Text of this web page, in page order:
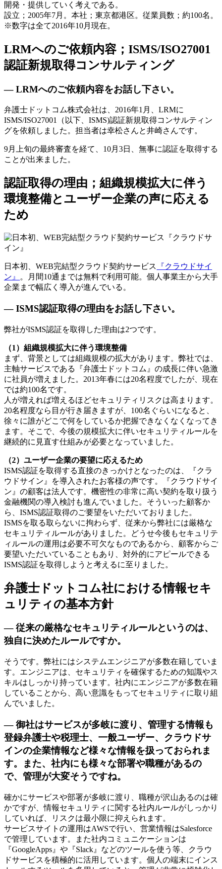
開発・提供していく考えである。
設立；2005年7月。本社；東京都港区。従業員数；約100名。
※数字は全て2016年10月現在。
LRMへのご依頼内容；ISMS/ISO27001
認証新規取得コンサルティング
— LRMへのご依頼内容をお話し下さい。
弁護士ドットコム株式会社は、2016年1月、LRMに
ISMS/ISO27001（以下、ISMS)認証新規取得コンサルティン
グを依頼しました。担当者は幸松さんと井崎さんです。
9月上旬の最終審査を経て、10月3日、無事に認証を取得する
ことが出来ました。
認証取得の理由；組織規模拡大に伴う
環境整備とユーザー企業の声に応える
ため
日本初、WEB完結型クラウド契約サービス
『クラウドサイ
ン』
。月間10通までは無料で利用可能。個人事業主から大手
企業まで幅広く導入が進んでいる。
— ISMS認証取得の理由をお話し下さい。
弊社がISMS認証を取得した理由は2つです。
（1）組織規模拡大に伴う環境整備
まず、背景としては組織規模の拡大があります。弊社では、
主軸サービスである『弁護士ドットコム』の成長に伴い急激
に社員が増えました。2013年春には20名程度でしたが、現在
では約100名です。
人が増えれば増えるほどセキュリティリスクは高まります。
20名程度なら目が行き届きますが、100名ぐらいになると、
徐々に誰がどこで何をしているか把握できなくなくなってき
ます。そこで、今後の規模拡大に伴いセキュリティルールを
継続的に見直す仕組みが必要となっていました。
（2）ユーザー企業の要望に応えるため
ISMS認証を取得する直接のきっかけとなったのは、『クラ
ウドサイン』を導入されたお客様の声です。『クラウドサイ
ン』の顧客は法人です。機密性の非常に高い契約を取り扱う
金融機関の導入検討も進んでいました。そういった顧客か
ら、ISMS認証取得のご要望をいただいておりました。
ISMSを取る取らないに拘わらず、従来から弊社には厳格な
セキュリティルールがありました。どうせ今後もセキュリテ
ィルールの運用は必要不可欠なものであるから、顧客からご
要望いただいていることもあり、対外的にアピールできる
ISMS認証を取得しようと考えるに至りました。
弁護士ドットコム社における情報セキ
ュリティの基本方針
— 従来の厳格なセキュリティルールというのは、
独自に決めたルールですか。
そうです。弊社にはシステムエンジニアが多数在籍していま
す。エンジニアは、セキュリティを確保するための知識やス
キルはしっかり持っています。社内にエンジニアが多数在籍
していることから、高い意識をもってセキュリティに取り組
んでいました。
— 御社はサービスが多岐に渡り、管理する情報も
登録弁護士や税理士、一般ユーザー、クラウドサ
インの企業情報など様々な情報を扱っておられま
す。また、社内にも様々な部署や職種があるの
で、管理が大変そうですね。
確かにサービスや部署が多岐に渡り、職種が沢山あるのは確
かですが、情報セキュリティに関する社内ルールがしっかり
していれば、リスクは最小限に抑えられます。
サービスサイトの運用はAWSで行い、営業情報はSalesforce
で管理しています。また社内コミュニケーションは
『GoogleApps』や『Slack』などのツールを使う等、クラウ
ドサービスを積極的に活用しています。個人の端末にインス